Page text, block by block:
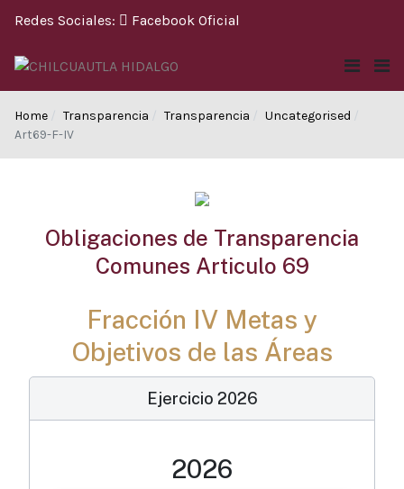
Redes Sociales: Facebook Oficial
Home Transparencia Transparencia
Uncategorised
Art69-F-IV
Obligaciones de Transparencia
Comunes Articulo 69
Fracción IV Metas y
Objetivos de las Áreas
Ejercicio 2026
2026